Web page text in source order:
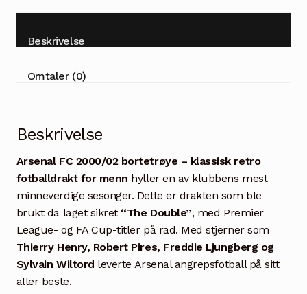
Beskrivelse
Omtaler (0)
Beskrivelse
Arsenal FC 2000/02 bortetrøye – klassisk retro
fotballdrakt for menn hyller en av klubbens mest
minneverdige sesonger. Dette er drakten som ble
brukt da laget sikret “The Double”, med Premier
League- og FA Cup-titler på rad. Med stjerner som
Thierry Henry, Robert Pires, Freddie Ljungberg og
Sylvain Wiltord leverte Arsenal angrepsfotball på sitt
aller beste.